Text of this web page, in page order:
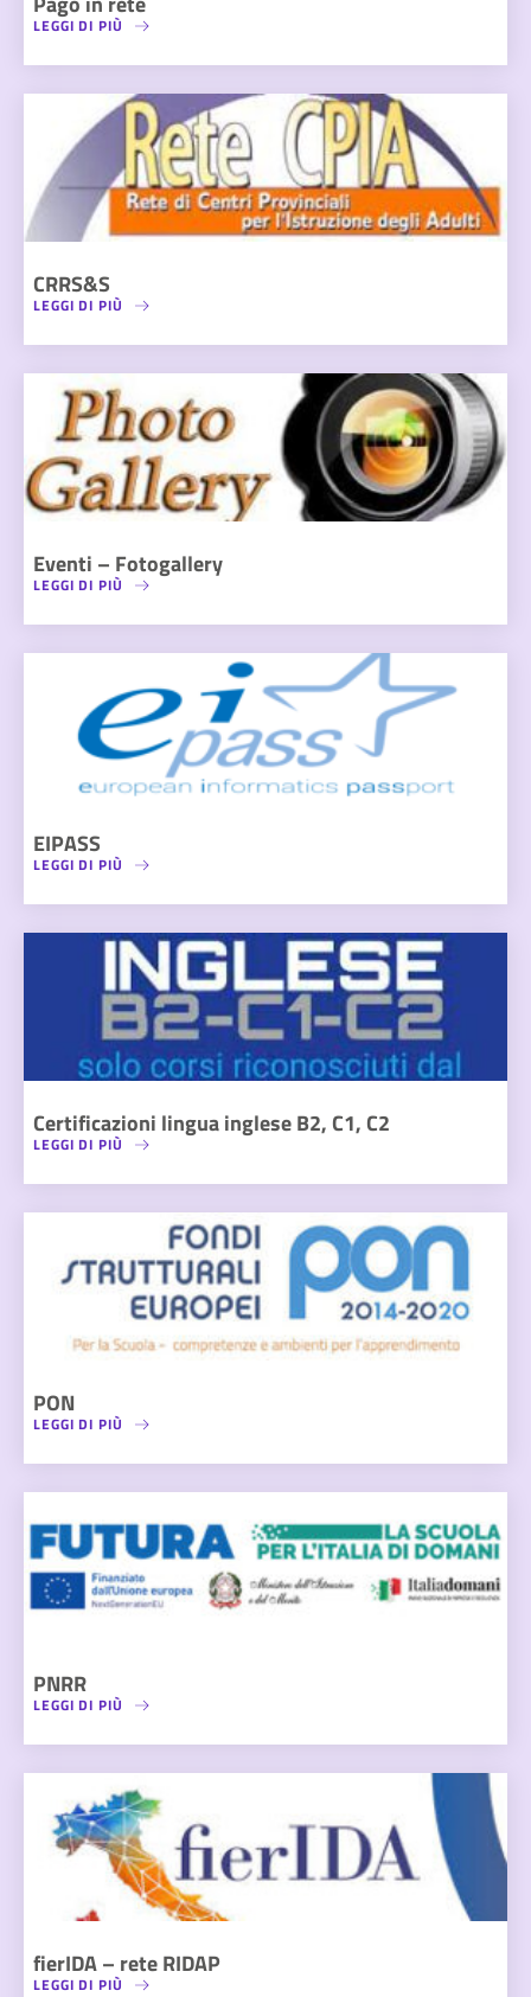
LEGGI DI PIÙ
CRRS&S
LEGGI DI PIÙ
Eventi – Fotogallery
LEGGI DI PIÙ
EIPASS
LEGGI DI PIÙ
Certificazioni lingua inglese B2, C1, C2
LEGGI DI PIÙ
PON
LEGGI DI PIÙ
PNRR
LEGGI DI PIÙ
fierIDA – rete RIDAP
LEGGI DI PIÙ